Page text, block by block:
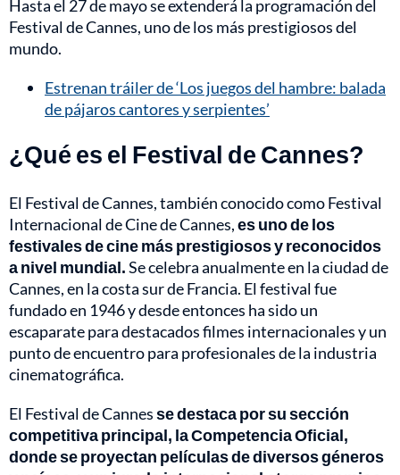
Hasta el 27 de mayo se extenderá la programación del
Festival de Cannes, uno de los más prestigiosos del
mundo.
Estrenan tráiler de ‘Los juegos del hambre: balada
de pájaros cantores y serpientes’
¿Qué es el Festival de Cannes?
El Festival de Cannes, también conocido como Festival
Internacional de Cine de Cannes,es uno de los
festivales de cine más prestigiosos y reconocidos
a nivel mundial.Se celebra anualmente en la ciudad de
Cannes, en la costa sur de Francia. El festival fue
fundado en 1946 y desde entonces ha sido un
escaparate para destacados filmes internacionales y un
punto de encuentro para profesionales de la industria
cinematográfica.
El Festival de Cannesse destaca por su sección
competitiva principal, la Competencia Oficial,
donde se proyectan películas de diversos géneros